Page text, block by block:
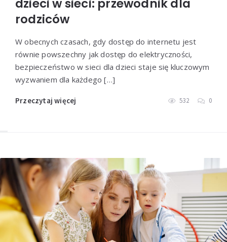
dzieci w sieci: przewodnik dla
rodziców
W obecnych czasach, gdy dostęp do internetu jest
równie powszechny jak dostęp do elektryczności,
bezpieczeństwo w sieci dla dzieci staje się kluczowym
wyzwaniem dla każdego […]
Przeczytaj więcej 532 0